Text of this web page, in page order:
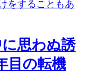
思わぬ誘
目の転機